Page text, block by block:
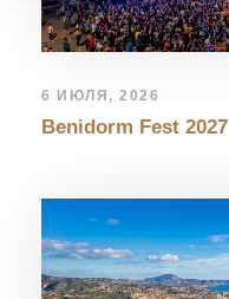
6 ИЮЛЯ, 2026
Benidorm Fest 2027